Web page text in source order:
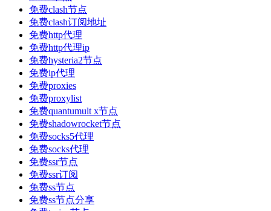
免费clash节点
免费clash订阅地址
免费http代理
免费http代理ip
免费hysteria2节点
免费ip代理
免费proxies
免费proxylist
免费quantumult x节点
免费shadowrocket节点
免费socks5代理
免费socks代理
免费ssr节点
免费ssr订阅
免费ss节点
免费ss节点分享